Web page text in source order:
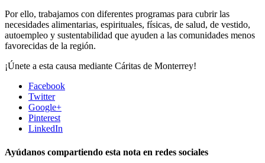
Por ello, trabajamos con diferentes programas para cubrir las
necesidades alimentarias, espirituales, físicas, de salud, de vestido,
autoempleo y sustentabilidad que ayuden a las comunidades menos
favorecidas de la región.
¡Únete a esta causa mediante Cáritas de Monterrey!
Facebook
Twitter
Google+
Pinterest
LinkedIn
Ayúdanos compartiendo esta nota en redes sociales